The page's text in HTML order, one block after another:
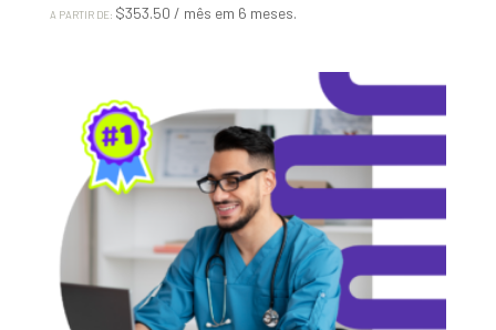
A PARTIR DE: $353.50 / mês em 6 meses.